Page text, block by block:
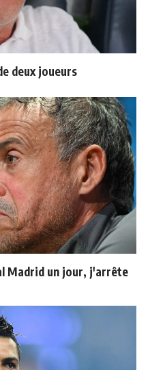
deux joueurs
Madrid un jour, j'arrête